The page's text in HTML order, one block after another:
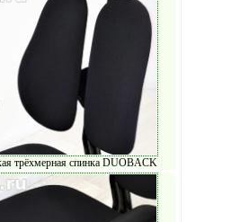
трёхмерная спинка DUOBACK